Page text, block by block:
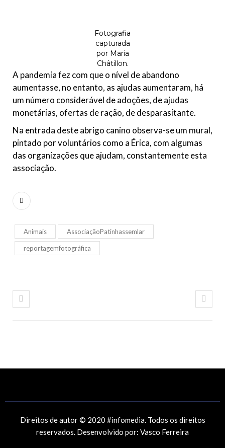
Fotografia
capturada
por Maria
Châtillon.
A pandemia fez com que o nível de abandono
aumentasse, no entanto, as ajudas aumentaram, há
um número considerável de adoções, de ajudas
monetárias, ofertas de ração, de desparasitante.
Na entrada deste abrigo canino observa-se um mural,
pintado por voluntários como a Érica, com algumas
das organizações que ajudam, constantemente esta
associação.
Animais AssociaçãoPatinhassemlar
reportagemfotográfica
Direitos de autor © 2020 #infomedia. Todos os direitos
reservados. Desenvolvido por: Vasco Ferreira